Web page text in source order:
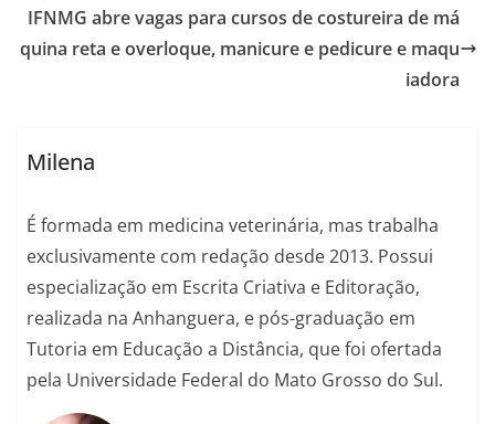
IFNMG abre vagas para cursos de costureira de má
quina reta e overloque, manicure e pedicure e maqu
iadora
Milena
É formada em medicina veterinária, mas trabalha
exclusivamente com redação desde 2013. Possui
especialização em Escrita Criativa e Editoração,
realizada na Anhanguera, e pós-graduação em
Tutoria em Educação a Distância, que foi ofertada
pela Universidade Federal do Mato Grosso do Sul.